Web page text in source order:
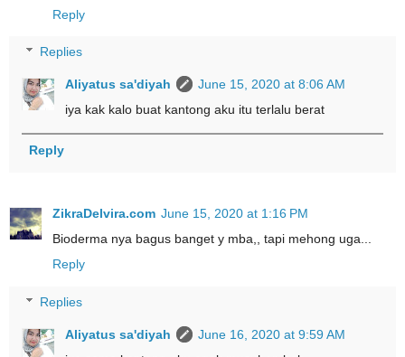
Reply
Replies
Aliyatus sa'diyah
June 15, 2020 at 8:06 AM
iya kak kalo buat kantong aku itu terlalu berat
Reply
ZikraDelvira.com June 15, 2020 at 1:16 PM
Bioderma nya bagus banget y mba,, tapi mehong uga...
Reply
Replies
Aliyatus sa'diyah
June 16, 2020 at 9:59 AM